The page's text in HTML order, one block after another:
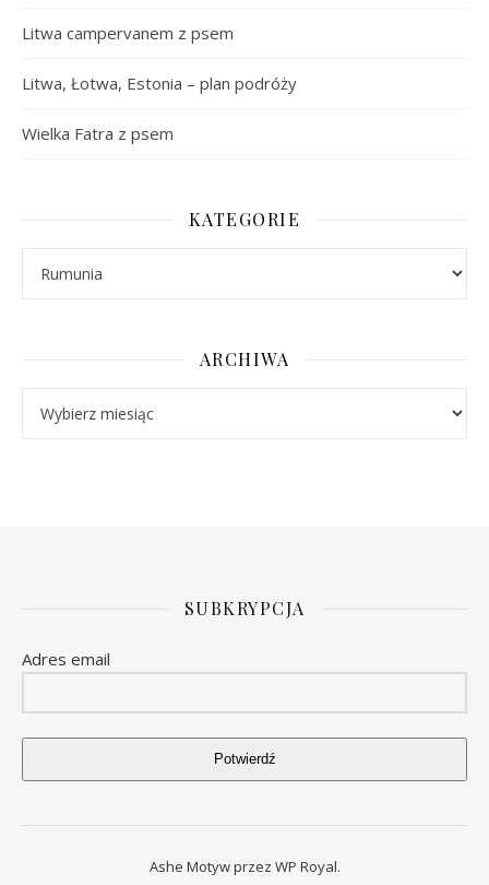
Litwa campervanem z psem
Litwa, Łotwa, Estonia – plan podróży
Wielka Fatra z psem
KATEGORIE
ARCHIWA
SUBKRYPCJA
Adres email
Potwierdź
Ashe Motyw przez WP Royal.